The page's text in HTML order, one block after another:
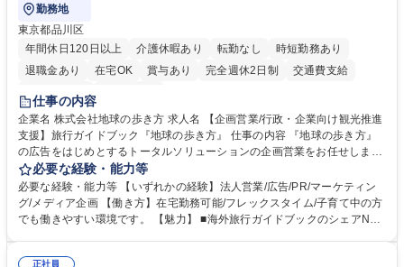
勤務地
東京都品川区
年間休日120日以上
介護休暇あり 転勤なし
時短勤務あり
退職金あり
在宅OK 賞与あり 完全週休2日制
交通費支給
駅近5分以内
仕事の内容
企業名 株式会社地球の歩き方 求人名 【企画営業/行政・企業向け観光推進
支援】旅行ガイドブック『地球の歩き方』 仕事の内容 『地球の歩き方』
の広告をはじめとするトータルソリューションの企画営業をお任せしま
す。クライアントは、観光（海外旅行、国内旅行、インバウンド）で地域
や事業を推進したい国内外の行政や企業です。 【業務詳細】■『地球の歩
き方』は海外旅行ガイドブックのNo.1ブランドであり、国内旅行において
も牽引しております。観光推進支援においても、業界を牽引する意欲的な
必要な経験・能力等
必要な経験・能力等 【いずれかの経験】法人営業/広告/PR/マーケティン
グ/メディア企画 【働き方】在宅勤務可能/フレックスタイム/子育て中の方
でも働きやすい環境です。 【魅力】 ■海外旅行ガイドブックのシェアNo.1
正社員